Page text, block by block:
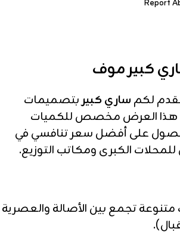
نقدم لكم ساري كبيربتصميمات
هذا العرض مخصص للكميات
على أفضل سعر تنافسي في
الكبرى ومكاتب التوزيع.
متنوعة تجمع بين الأصالة والعصرية